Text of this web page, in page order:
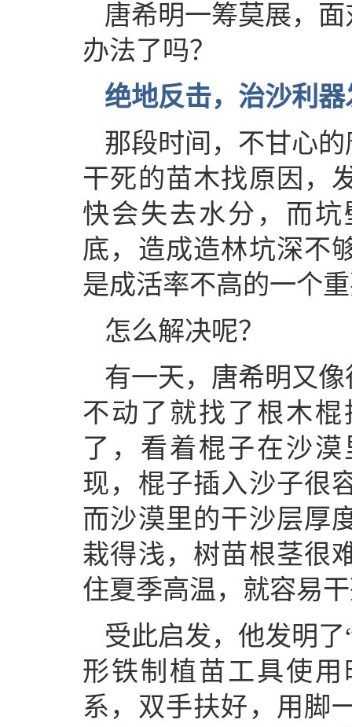
唐希明一筹莫展，
办法了吗？
绝地反击，治沙利器
那段时间，不甘心
干死的苗木找原因，
快会失去水分，而
底，造成造林坑深不
是成活率不高的一个
怎么解决呢？
有一天，唐希明又
不动了就找了根木
了，看着棍子在沙
现，棍子插入沙子很
而沙漠里的干沙层厚
栽得浅，树苗根茎很
住夏季高温，就容易
受此启发，他发明了
形铁制植苗工具使
系，双手扶好，用脚